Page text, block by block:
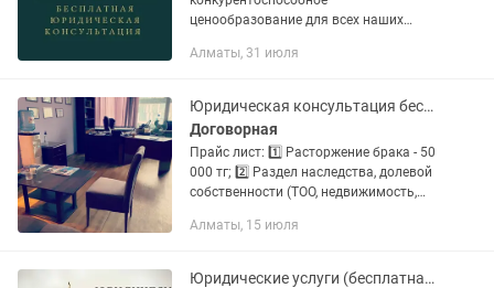
ценообразование для всех наших
с нашей юридической поддержкой в
Банкротство физических и...
Алматы, 31 июля
Юридическая консультация бесплатно, помощь в получении информации
Договорная
Прайс лист: 1️⃣ Расторжение брака - 50
000 тг; 2️⃣ Раздел наследства, долевой
собственности (ТОО, недвижимость,
Жилищные споры (затопление,
Алматы, 15 июля
Юридические услуги (бесплатная консультация)